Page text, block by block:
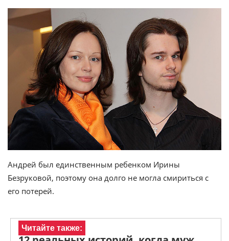
Андрей был единственным ребенком Ирины
Безруковой, поэтому она долго не могла смириться с
его потерей.
Читайте также: